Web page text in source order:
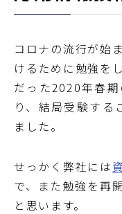
コロナの流行が始
けるために勉強を
だった2020年春
り、結局受験する
ました。
せっかく弊社には
で、また勉強を再
と思います。